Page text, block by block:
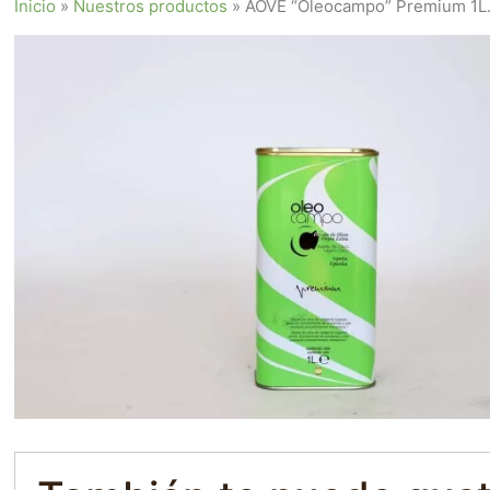
Inicio » Nuestros productos »AOVE “Oleocampo” Premium